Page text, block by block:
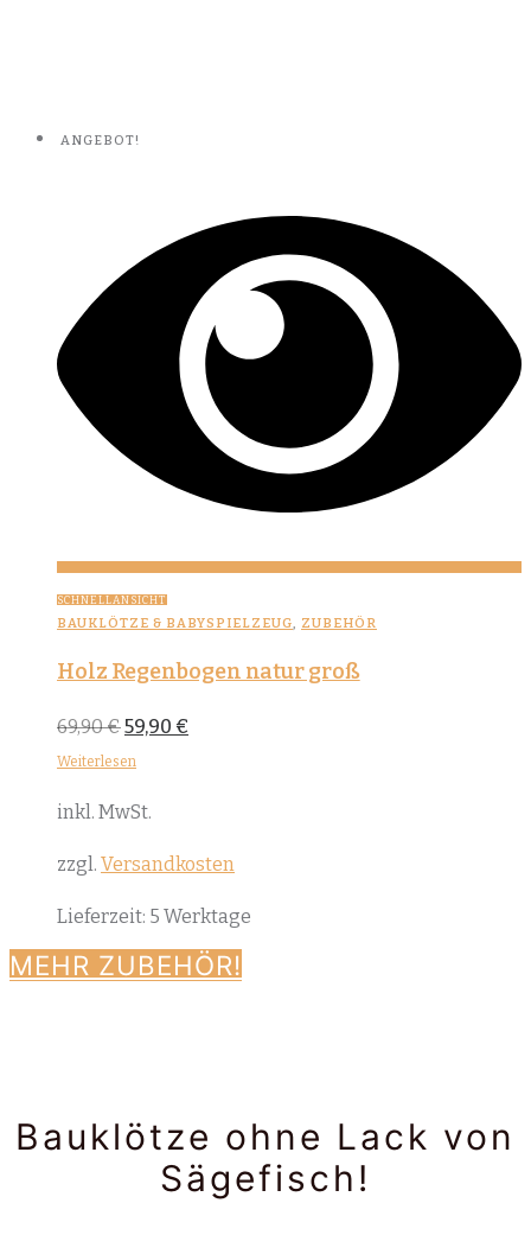
ANGEBOT!
SCHNELLANSICHT
BAUKLÖTZE & BABYSPIELZEUG, ZUBEHÖR
Holz Regenbogen natur groß
69,90€ Ursprünglicher
Preis
war:
59,90 €
Preis
Weiterlesen
inkl. MwSt.
zzgl. Versandkosten
Lieferzeit: 5 Werktage
MEHR ZUBEHÖR!
Bauklötze ohne Lack von
Sägefisch!